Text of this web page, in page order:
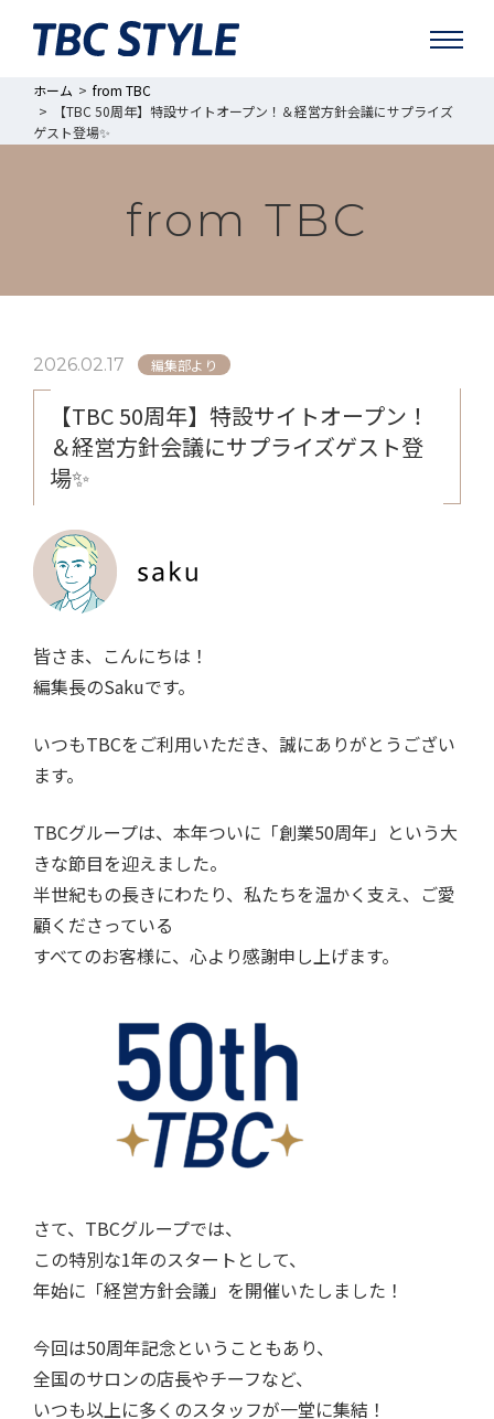
ホーム
from TBC
【TBC 50周年】特設サイトオープン！＆経営方針会議にサプライズ
ゲスト登場✨
from TBC
2026.02.17 編集部より
【TBC 50周年】特設サイトオープン！
＆経営方針会議にサプライズゲスト登
場✨
皆さま、こんにちは！
編集長のSakuです。
いつもTBCをご利用いただき、誠にありがとうござい
ます。
TBCグループは、本年ついに 「創業50周年」 という大
きな節目を迎えました。
半世紀もの長きにわたり、私たちを温かく支え、ご愛
顧くださっている
すべてのお客様に、心より感謝申し上げます。
さて、 TBCグループでは、
この特別な1年のスタートとして、
年始に「経営方針会議」を開催いたしました！
今回は50周年記念ということもあり、
全国のサロンの店長やチーフなど、
いつも以上に多くのスタッフが一堂に集結！